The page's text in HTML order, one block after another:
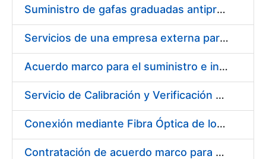
Suministro de gafas graduadas antiproyecciones para los trabajadores de la FNMT-RCM en los centros de trabajo de Madrid y Burgos
Servicios de una empresa externa para el asesoramiento y resolución de los recursos de alzada que se presentan relacionados con procesos de selección para la FNMT-RCM
Acuerdo marco para el suministro e instalación de persianas, estores y otros complementos
Servicio de Calibración y Verificación Externa de los Equipos de Medición del Servicio de Prevención de la FNMT-RCM
Conexión mediante Fibra Óptica de los Centros de Proceso de Datos (CPDs) de las sedes de la FNMT-RCM de Burgos y Madrid
Contratación de acuerdo marco para el Suministro de Material de Electricidad para la Fábrica Nacional de Moneda y Timbre-Real Casa de la Moneda en su centro de trabajo de Burgos